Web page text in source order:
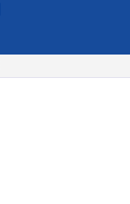
土耳其沙特巴基斯坦誓共